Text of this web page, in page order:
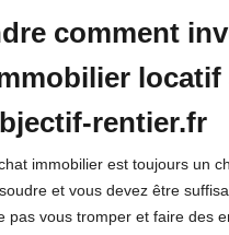
comment
locatif
rentier.fr
immobilier est toujours un
et vous devez être
pas vous tromper et faire des